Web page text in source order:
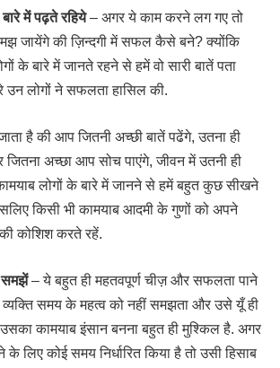
में पढ़ते रहिये– अगर ये काम करने लग गए तो
जायेंगे की ज़िन्दगी में सफल कैसे बने? क्योंकि
के बारे में जानते रहने से हमें वो सारी बातें पता
उन लोगों ने सफलता हासिल की.
है की आप जितनी अच्छी बातें पढेंगे, उतना ही
जितना अच्छा आप सोच पाएंगे, जीवन में उतनी ही
लोगों के बारे में जानने से हमें बहुत कुछ सीखने
किसी भी कामयाब आदमी के गुणों को अपने
कोशिश करते रहें.
समझें– ये बहुत ही महतवपूर्ण चीज़ और सफलता पाने
समय के महत्व को नहीं समझता और उसे यूँ ही
उसका कामयाब इंसान बनना बहुत ही मुश्किल है. अगर
लिए कोई समय निर्धारित किया है तो उसी हिसाब